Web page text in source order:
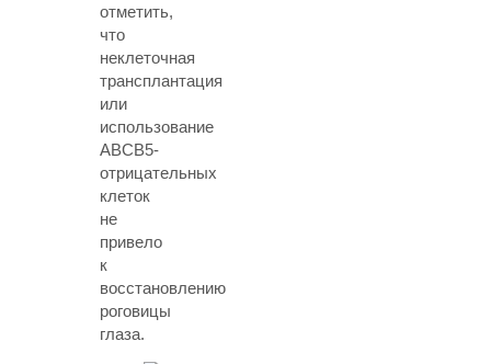
отметить,
что
неклеточная
трансплантация
или
использование
ABCB5-
отрицательных
клеток
не
привело
к
восстановлению
роговицы
глаза.